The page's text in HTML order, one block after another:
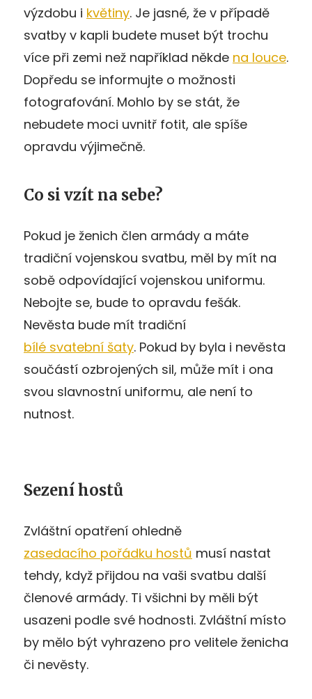
výzdobu i květiny. Je jasné, že v případě
svatby v kapli budete muset být trochu
více při zemi než například někde na louce.
Dopředu se informujte o možnosti
fotografování. Mohlo by se stát, že
nebudete moci uvnitř fotit, ale spíše
opravdu výjimečně.
Co si vzít na sebe?
Pokud je ženich člen armády a máte
tradiční vojenskou svatbu, měl by mít na
sobě odpovídající vojenskou uniformu.
Nebojte se, bude to opravdu fešák.
Nevěsta bude mít tradiční
bílé svatební šaty. Pokud by byla i nevěsta
součástí ozbrojených sil, může mít i ona
svou slavnostní uniformu, ale není to
nutnost.
Sezení hostů
Zvláštní opatření ohledně
zasedacího pořádku hostů musí nastat
tehdy, když přijdou na vaši svatbu další
členové armády. Ti všichni by měli být
usazeni podle své hodnosti. Zvláštní místo
by mělo být vyhrazeno pro velitele ženicha
či nevěsty.